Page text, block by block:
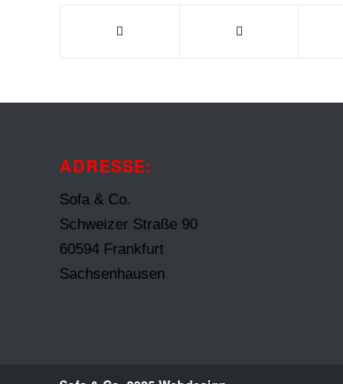
ADRESSE:
Sofa & Co.
Schweizer Straße 90
60594 Frankfurt
Sachsenhausen